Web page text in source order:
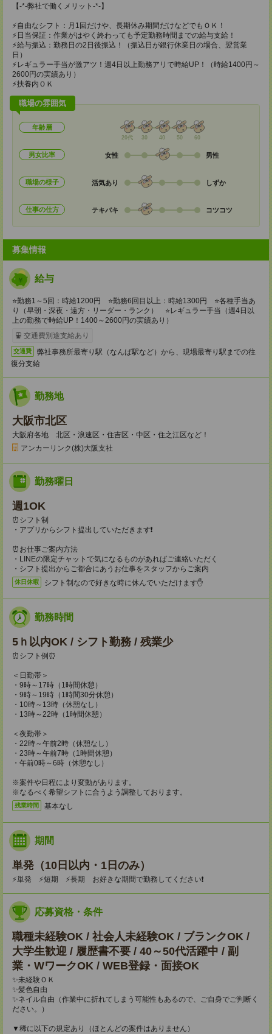
【-*-弊社で働くメリット-*-】
⚡自由なシフト：月1回だけや、長期休み期間だけなどでもＯＫ！
⚡日当保証：作業がはやく終わっても予定勤務時間までの給与支給！
⚡給与振込：勤務日の2日後振込！（振込日が銀行休業日の場合、翌営業
日）
⚡レギュラー手当が激アツ！週4日以上勤務アリで時給UP！（時給1400円～
2600円の実績あり）
⚡扶養内ＯＫ
職場の雰囲気
年齢層
20代 30 40 50 60
男女比率 女性 男性
職場の様子 活気あり しずか
仕事の仕方 テキパキ コツコツ
募集情報
給与
⭐勤務1～5回：時給1200円 ⭐勤務6回目以上：時給1300円 ⭐各種手当あ
り（早朝・深夜・遠方・リーダー・ランク） ⭐レギュラー手当（週4日以
上の勤務で時給UP！1400～2600円の実績あり）
交通費別途支給あり
交通費
弊社事務所最寄り駅（なんば駅など）から、現場最寄り駅までの往
復分支給
勤務地
大阪市北区
大阪府各地 北区・浪速区・住吉区・中区・住之江区など！
アンカーリンク(株)大阪支社
勤務曜日
週1OK
⏰シフト制
・アプリからシフト提出していただきます❗
⏰お仕事ご案内方法
・LINEの限定チャットで気になるものがあればご連絡いただく
・シフト提出からご都合にあうお仕事をスタッフからご案内
休日休暇 シフト制なので好きな時に休んでいただけます✋
勤務時間
5ｈ以内OK / シフト勤務 / 残業少
⏰シフト例⏰
＜日勤帯＞
・9時～17時（1時間休憩）
・9時～19時（1時間30分休憩）
・10時～13時（休憩なし）
・13時～22時（1時間休憩）
＜夜勤帯＞
・22時～午前2時（休憩なし）
・23時～午前7時（1時間休憩）
・午前0時～6時（休憩なし）
※案件や日程により変動があります。
※なるべく希望シフトに合うよう調整しております。
残業時間 基本なし
期間
単発（10日以内・1日のみ）
⚡単発 ⚡短期 ⚡長期 お好きな期間で勤務してください❗
応募資格・条件
職種未経験OK / 社会人未経験OK / ブランクOK /
大学生歓迎 / 履歴書不要 / 40～50代活躍中 / 副
業・WワークOK / WEB登録・面接OK
✨未経験ＯＫ
✨髪色自由
✨ネイル自由（作業中に折れてしまう可能性もあるので、ご自身でご判断く
ださい。）
▼稀に以下の規定あり（ほとんどの案件はありません）